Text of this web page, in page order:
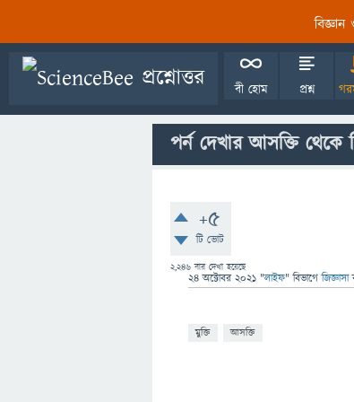
বী হোম প্রশ্ন
পর্ন দেখার আসক্তি থেকে
+5
টি ভোট
2,246 বার দেখা হয়েছে
24 অক্টোবর 2021 "লাইফ" বিভাগে জিজ্ঞাসা
মুক্তি আসক্তি